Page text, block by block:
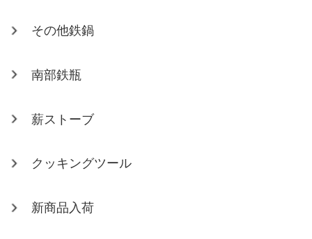
その他鉄鍋
南部鉄瓶
薪ストーブ
クッキングツール
新商品入荷